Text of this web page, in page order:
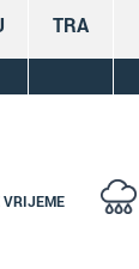
TRA